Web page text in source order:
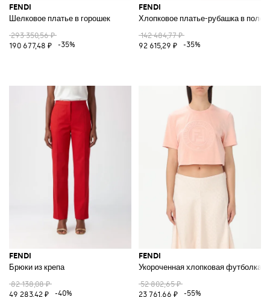
FENDI
Шелковое платье в горошек
293 350,56 ₽
190 677,48 ₽
-35%
FENDI
Хлопковое платье-рубашка в
142 484,77 ₽
92 615,29 ₽
-35%
FENDI
Брюки из крепа
82 138,08 ₽
49 283,42 ₽
-40%
FENDI
Укороченная хлопковая футболка
52 802,65 ₽
23 761,66 ₽
-55%